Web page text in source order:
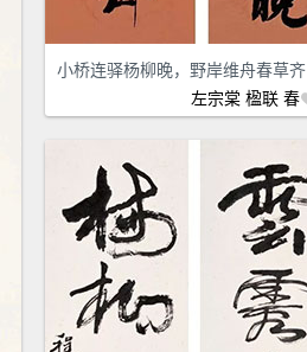
小桥连驿杨柳晚，野岸维舟春草齐
左宗棠 楹联 春